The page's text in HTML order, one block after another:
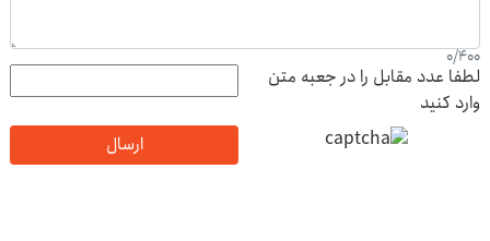
0/400
لطفا عدد مقابل را در جعبه متن
وارد کنید
ارسال